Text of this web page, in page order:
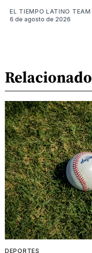
EL TIEMPO LATINO TEAM
6 de agosto de 2026
Relacionado
DEPORTES